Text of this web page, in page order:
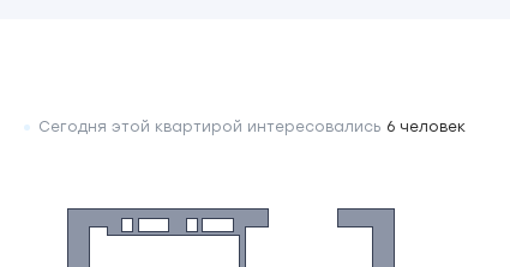
Сегодня этой квартирой интересовались 6 человек